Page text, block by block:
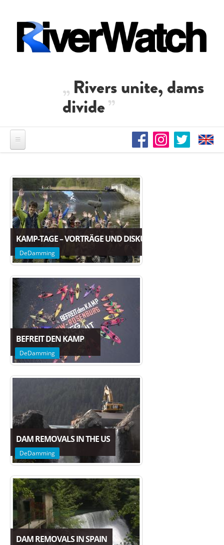
Rivers unite, dams
divide
KAMP-TAGE – VORTRÄGE UND DISKUSSION ZUR ZUKUNFT
DeDamming
BEFREIT DEN KAMP
DeDamming
DAM REMOVALS IN THE US
DeDamming
DAM REMOVALS IN SPAIN